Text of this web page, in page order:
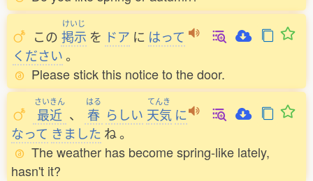
この
けいじ
掲示 を ドア に はって
ください。
Please stick this notice to the door.
さいきん
最近 、
はる
春 らしい
てんき
天気 に
なって きました ね。
The weather has become spring-like lately,
hasn't it?